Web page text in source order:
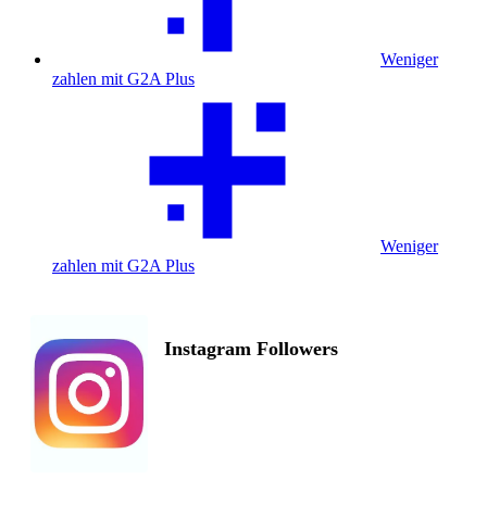
Weniger
zahlen mit G2A Plus
Weniger
zahlen mit G2A Plus
Instagram Followers